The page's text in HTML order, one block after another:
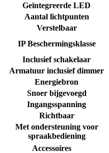
Geïntegreerde LED
Aantal lichtpunten
Verstelbaar
IP Beschermingsklasse
Inclusief schakelaar
Armatuur inclusief dimmer
Energiebron
Snoer bijgevoegd
Ingangsspanning
Richtbaar
Met ondersteuning voor
spraakbediening
Accessoires